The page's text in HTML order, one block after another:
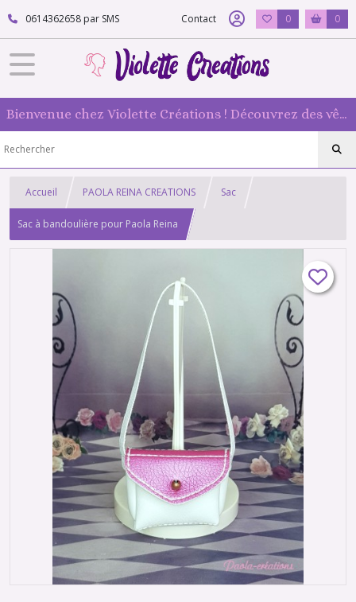
0614362658 par SMS Contact 0 0
Bienvenue chez Violette Créations ! Découvrez des vêtements faits main pour vos poupées mannequin : originaux et 100 % fabriqués en France
Accueil PAOLA REINA CREATIONS Sac
Sac à bandoulière pour Paola Reina